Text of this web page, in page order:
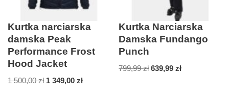
Kurtka narciarska
damska Peak
Performance Frost
Hood Jacket
1 500,00zł 1 349,00 zł
Kurtka Narciarska
Damska Fundango
Punch
799,99zł 639,99zł